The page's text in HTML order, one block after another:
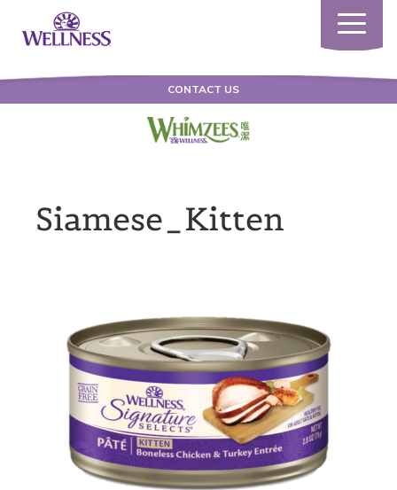
Toggle
CONTACT US
Siamese_Kitten